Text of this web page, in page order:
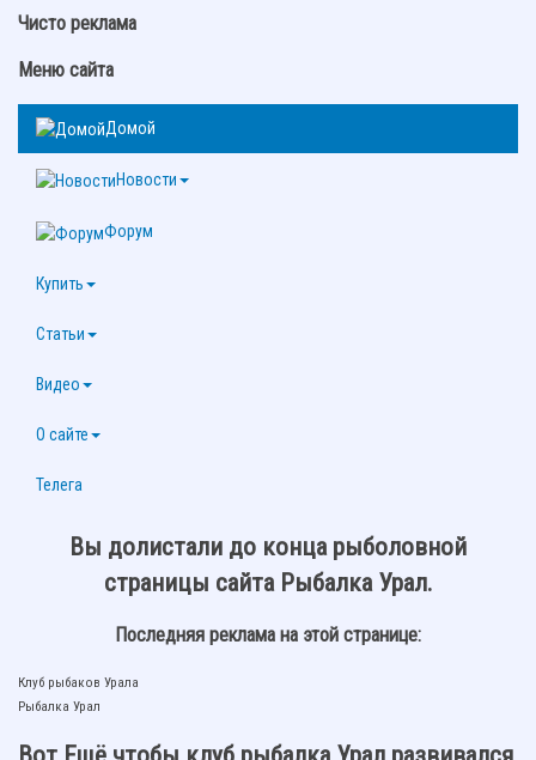
Чисто реклама
Меню сайта
Домой
Новости
Форум
Купить
Статьи
Видео
О сайте
Телега
Вы долистали до конца рыболовной
страницы сайта Рыбалка Урал.
Последняя реклама на этой странице:
Клуб рыбаков Урала
Рыбалка Урал